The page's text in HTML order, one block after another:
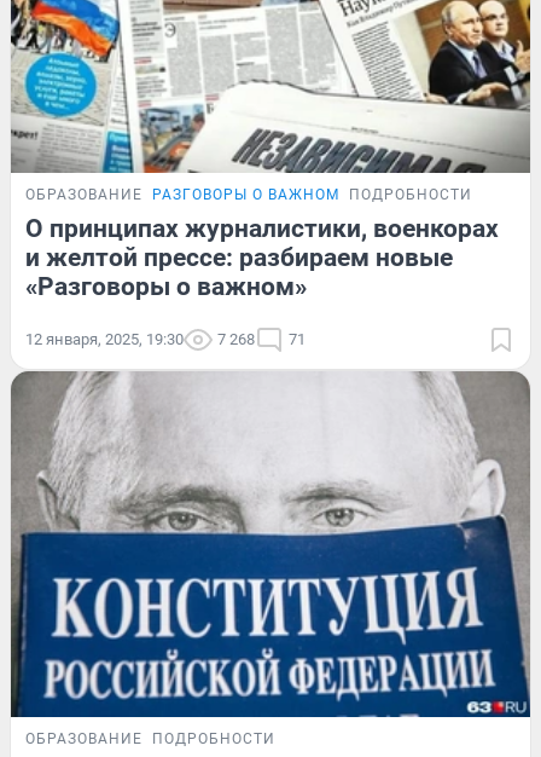
ОБРАЗОВАНИЕ РАЗГОВОРЫ О ВАЖНОМ ПОДРОБНОСТИ
О принципах журналистики, военкорах
и желтой прессе: разбираем новые
«Разговоры о важном»
12 января, 2025, 19:30 7 268 71
ОБРАЗОВАНИЕ ПОДРОБНОСТИ